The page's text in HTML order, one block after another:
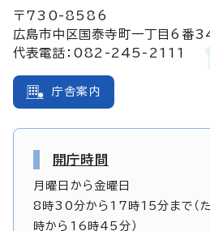
〒730-8586
広島市中区国泰寺町一丁目6番
代表電話：082-245-2111
庁舎案内
開庁時間
月曜日から金曜日
8時30分から17時15分まで（
時から16時45分）